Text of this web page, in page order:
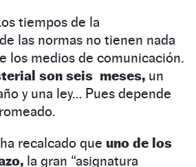
tiempos de la
las normas no tienen nada
los medios de comunicación.
son seis meses, un
y una ley… Pues depende
recalcado que uno de los
la gran “asignatura